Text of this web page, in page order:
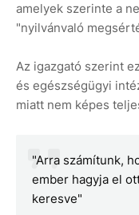
amelyek szerinte a
"nyilvánvaló
Az igazgató szerint
és egészségügyi
miatt nem képes
"Arra számítunk,
ember hagyja el
keresve"